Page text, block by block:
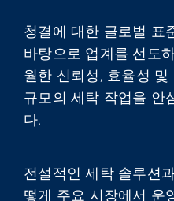
청결에 대한 글로벌 표
바탕으로 업계를 선도
월한 신뢰성, 효율성
규모의 세탁 작업을 안
다.
전설적인 세탁 솔루션
떻게 주요 시장에서 운